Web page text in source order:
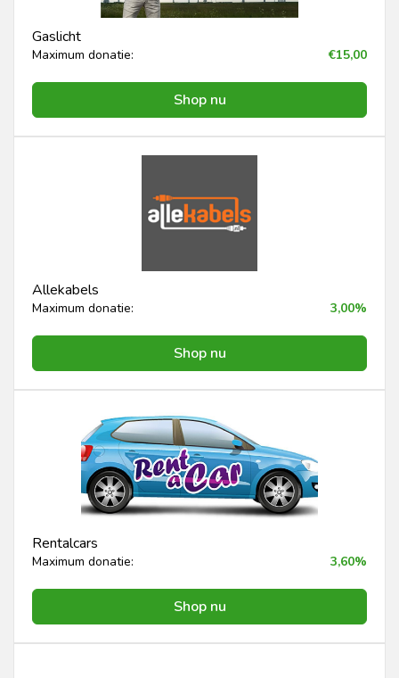
Gaslicht
Maximum donatie: €15,00
Shop nu
Allekabels
Maximum donatie: 3,00%
Shop nu
Rentalcars
Maximum donatie: 3,60%
Shop nu